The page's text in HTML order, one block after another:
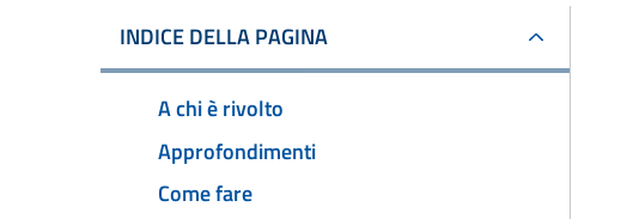
INDICE DELLA PAGINA
A chi è rivolto
Approfondimenti
Come fare